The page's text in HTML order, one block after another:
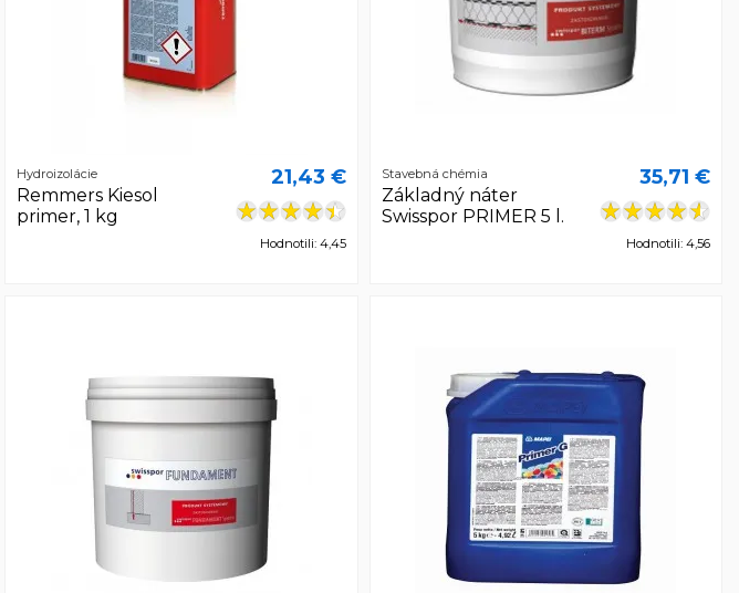
Hydroizolácie
Remmers Kiesol
primer, 1 kg
21,43 €
Hodnotili: 4,45
Stavebná chémia
Základný náter
Swisspor PRIMER 5 l.
35,71 €
Hodnotili: 4,56